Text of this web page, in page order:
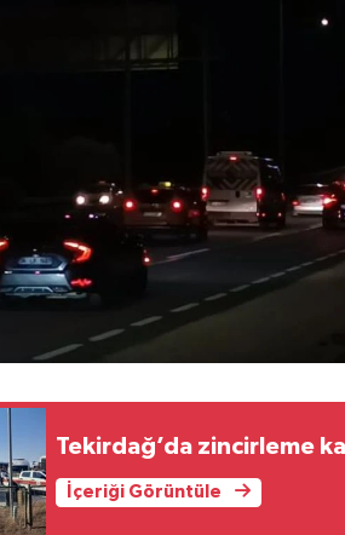
Tekirdağ’da zincirleme
İçeriği Görüntüle